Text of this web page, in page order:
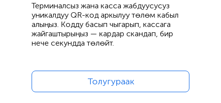
Терминалсыз жана касса жабдуусусуз
уникалдуу QR-код аркылуу төлөм кабыл
алыңыз. Кодду басып чыгарып, кассага
жайгаштырыңыз — кардар скандап, бир
нече секундда төлөйт.
Толугураак